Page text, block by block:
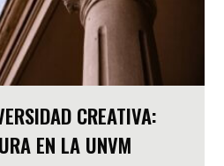
CREATIVA:
EN LA UNVM